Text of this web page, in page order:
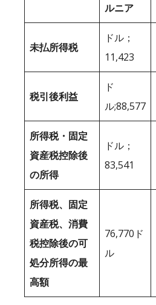
ルニア
未払所得税
ドル；
11,423
税引後利益
ド
ル;88,577
所得税・固定
資産税控除後
の所得
ドル；
83,541
所得税、固定
資産税、消費
税控除後の可
処分所得の最
高額
76,770ド
ル